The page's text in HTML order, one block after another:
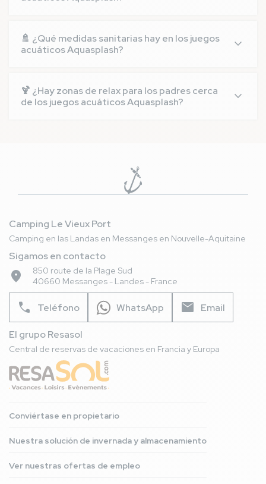
organización de eventos, le aconsejamos que se
ponga en contacto con la recepción del camping,
que podrá darle más información.
🚿 ¿Qué medidas sanitarias hay en los juegos
acuáticos Aquasplash?
garantizar la seguridad de todos los visitantes. Le
recomendamos que se informe de los protocolos
vigentes a su llegada.
🍹 ¿Hay zonas de relax para los padres cerca
de los juegos acuáticos Aquasplash?
Camping Le Vieux Port
Camping en las Landas en Messanges en Nouvelle-Aquitaine
Sigamos en contacto
place
850 route de la Plage Sud
40660 Messanges - Landes - France
phone Teléfono WhatsApp mail Email
El grupo Resasol
Central de reservas de vacaciones en Francia y Europa
Conviértase en propietario
Nuestra solución de invernada y almacenamiento
Ver nuestras ofertas de empleo